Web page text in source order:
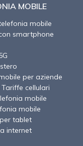
MOBILE
mobile
smartphone
per aziende
cellulari
mobile
mobile
tablet
internet